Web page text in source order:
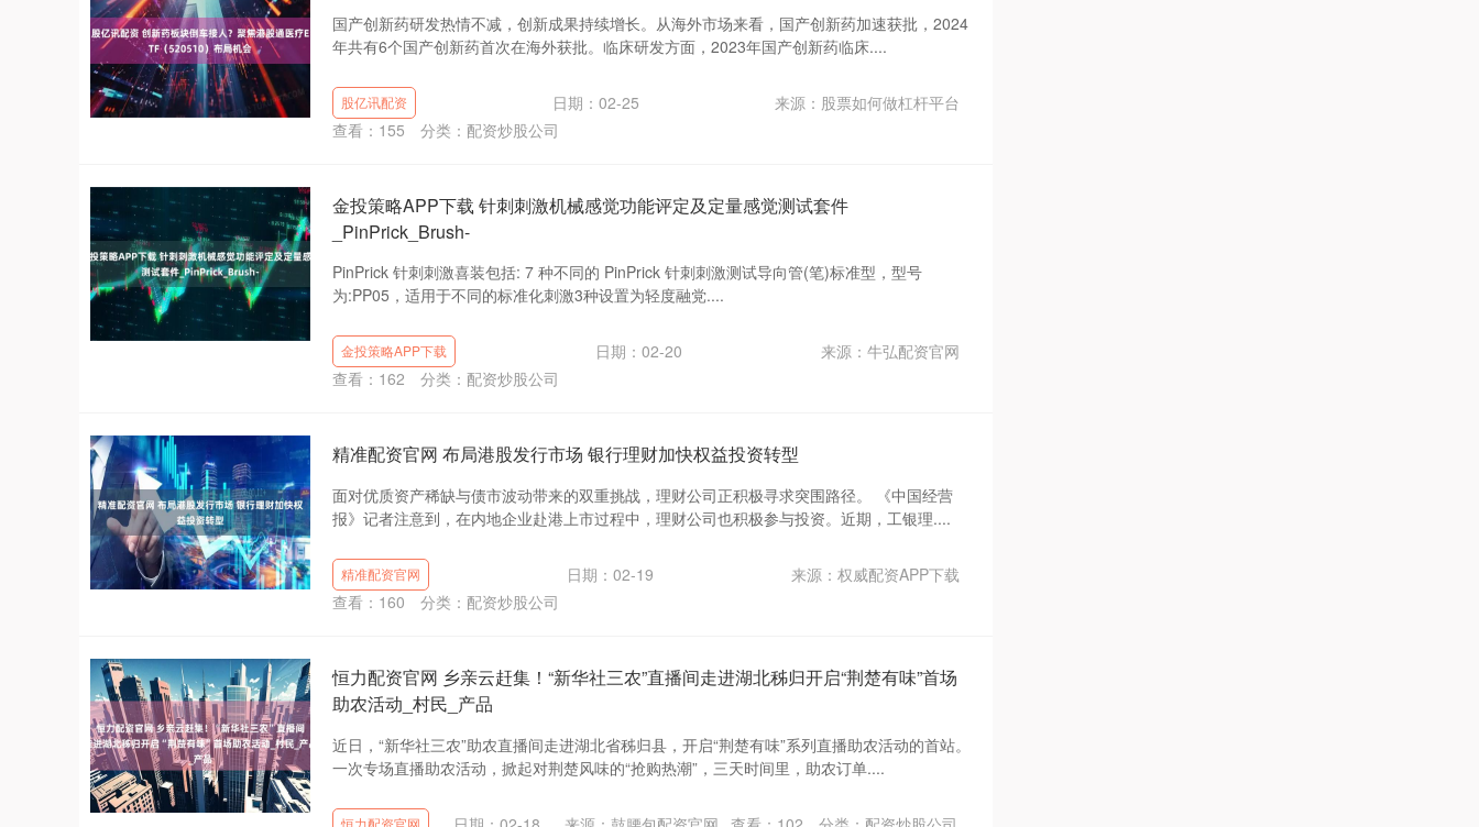
国产创新药研发热情不减，创新成果持续增长。从海外市场来看，国产创新药加速获批，2024
年共有6个国产创新药首次在海外获批。临床研发方面，2023年国产创新药临床....
股亿讯配资 日期：02-25
来源：股票如何做杠杆平台
查看： 155 分类： 配资炒股公司
金投策略APP下载 针刺刺激机械感觉功能评定及定量感觉测试套件
_PinPrick_Brush-
PinPrick 针刺刺激喜装包括: 7 种不同的 PinPrick 针刺刺激测试导向管(笔)标准型，型号
为:PP05，适用于不同的标准化刺激3种设置为轻度融党....
金投策略APP下载 日期：02-20
来源：牛弘配资官网
查看： 162 分类： 配资炒股公司
精准配资官网 布局港股发行市场 银行理财加快权益投资转型
面对优质资产稀缺与债市波动带来的双重挑战，理财公司正积极寻求突围路径。 《中国经营
报》记者注意到，在内地企业赴港上市过程中，理财公司也积极参与投资。近期，工银理....
精准配资官网 日期：02-19
来源：权威配资APP下载
查看： 160 分类： 配资炒股公司
恒力配资官网 乡亲云赶集！“新华社三农”直播间走进湖北秭归开启“荆楚有味”首场
助农活动_村民_产品
近日，“新华社三农”助农直播间走进湖北省秭归县，开启“荆楚有味”系列直播助农活动的首站。
一次专场直播助农活动，掀起对荆楚风味的“抢购热潮”，三天时间里，助农订单....
恒力配资官网